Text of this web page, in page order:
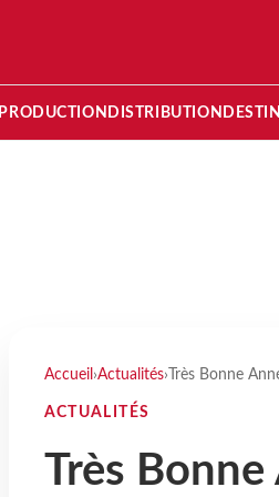
PRODUCTION DISTRIBUTION
Accueil ›Actualités› Très Bonne
ACTUALITÉS
Très